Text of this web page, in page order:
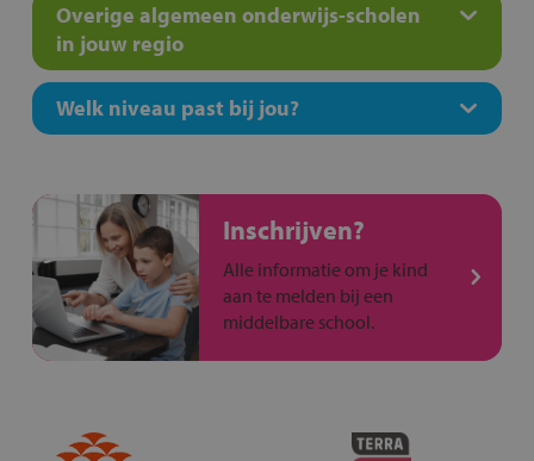
Overige algemeen onderwijs-scholen
in jouw regio
Welk niveau past bij jou?
Inschrijven?
Alle informatie om je kind
aan te melden bij een
middelbare school.